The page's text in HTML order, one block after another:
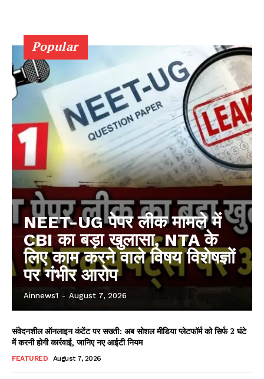
Popular
NEET-UG पेपर लीक मामले में
CBI का बड़ा खुलासा, NTA के
लिए काम करने वाले विषय विशेषज्ञों
पर गंभीर आरोप
Ainnews1 - August 7, 2026
संवेदनशील ऑनलाइन कंटेंट पर सख्ती: अब सोशल मीडिया प्लेटफॉर्म को सिर्फ 2 घंटे
में करनी होगी कार्रवाई, जानिए नए आईटी नियम
FEATURED August 7, 2026